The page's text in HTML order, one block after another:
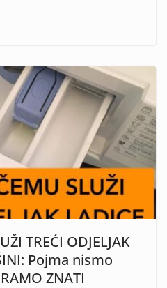
TREĆI ODJELJAK
Pojma nismo
ZNATI